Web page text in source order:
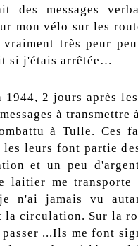
des messages
mon vélo sur les
vraiment très peur
si j'étais arrêtée…
1944, 2 jours après
à
à Tulle. Ces
les leurs font partie
et un peu
laitier me
n'ai jamais vu
la circulation. Sur la
...Ils me font